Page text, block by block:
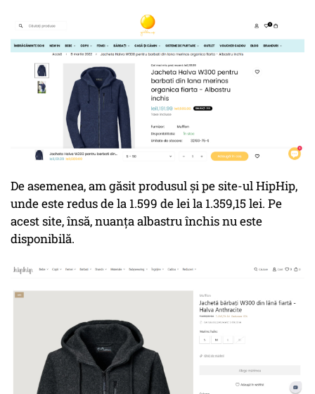
De asemenea, am găsit produsul și pe site-ul HipHip,
unde este redus de la 1.599 de lei la 1.359,15 lei. Pe
acest site, însă, nuanța albastru închis nu este
disponibilă.